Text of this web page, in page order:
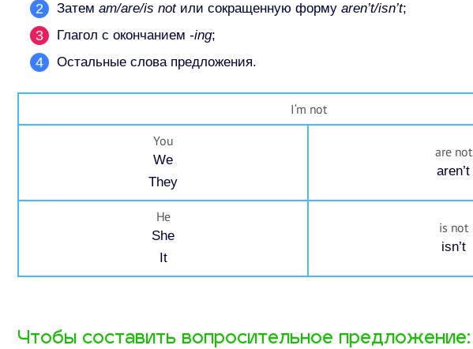
Затем am/are/is notили сокращенную форму aren’t/isn’t;
Глагол с окончанием -ing;
Остальные слова предложения.
I‘m not
You
We
They
are not
aren’t
He
She
It
is not
isn’t
Чтобы составить вопросительное предложение:​